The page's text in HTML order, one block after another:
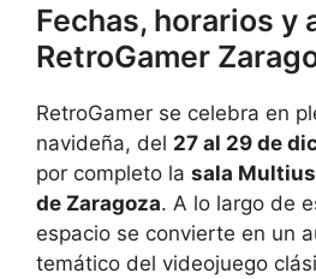
Fechas, horarios y
RetroGamer
RetroGamer se celebra en
navideña, del 27 al 29 de
por completo la sala
de Zaragoza. A lo largo de
espacio se convierte en un
temático del videojuego